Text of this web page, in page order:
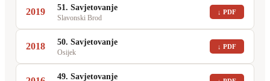
2019 51. Savjetovanje
Slavonski Brod
↓ PDF
2018 50. Savjetovanje
Osijek
↓ PDF
49. Savjetovanje